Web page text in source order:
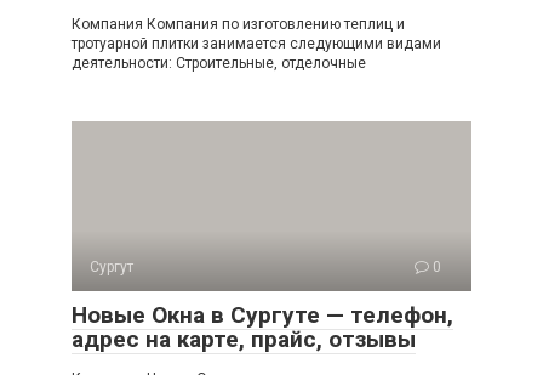
Компания Компания по изготовлению теплиц и
тротуарной плитки занимается следующими видами
деятельности: Строительные, отделочные
Сургут 0
Новые Окна в Сургуте — телефон,
адрес на карте, прайс, отзывы